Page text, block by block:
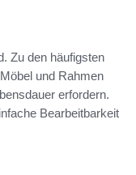
Zu den häufigsten
und Rahmen
erfordern.
Bearbeitbarkeit